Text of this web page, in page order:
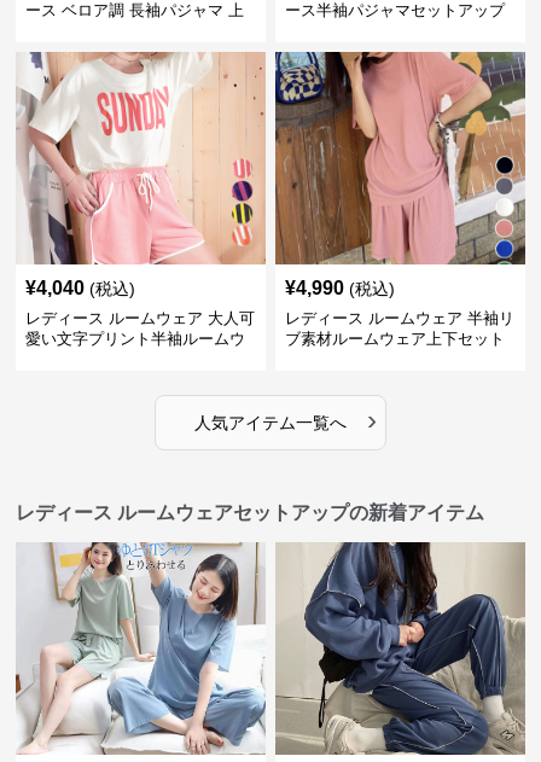
ース ベロア調 長袖パジャマ 上
ース半袖パジャマセットアップ
¥4,040 (税込)
レディース ルームウェア 大人可
愛い文字プリント半袖ルームウ
¥4,990 (税込)
レディース ルームウェア 半袖リ
ブ素材ルームウェア上下セット
人気アイテム一覧へ ›
レディース ルームウェアセットアップの新着アイテム